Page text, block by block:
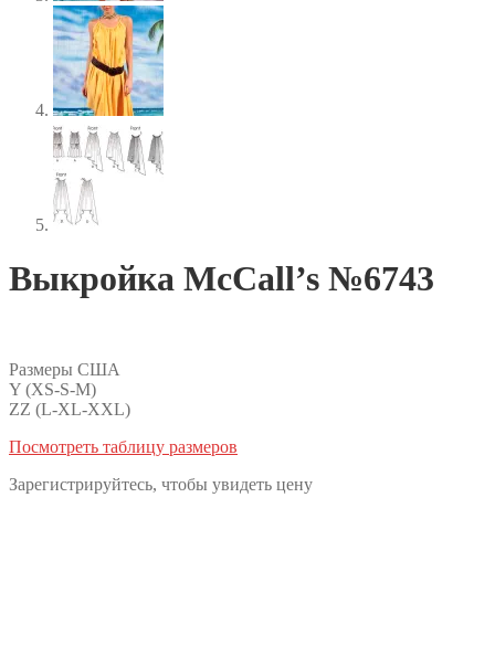
Выкройка McCall’s №6743
Размеры США
Y (XS-S-M)
ZZ (L-XL-XXL)
Посмотреть таблицу размеров
Зарегистрируйтесь, чтобы увидеть цену